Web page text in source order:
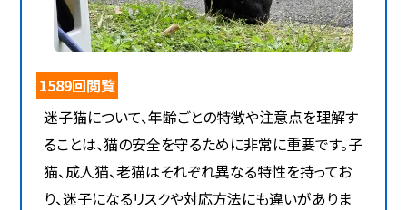
1589回閲覧
迷子猫について、年齢ごとの特徴や注意点を理解す
ることは、猫の安全を守るために非常に重要です。子
猫、成人猫、老猫はそれぞれ異なる特性を持ってお
り、迷子になるリスクや対応方法にも違いがありま